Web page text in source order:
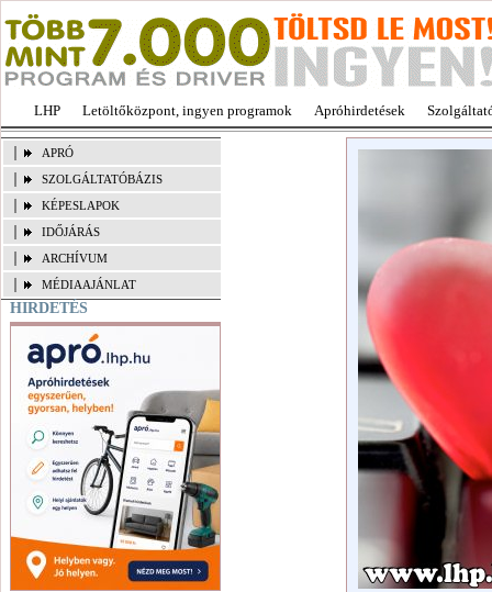
LHP Letöltőközpont, ingyen programok Apróhirdetések
APRÓ
SZOLGÁLTATÓBÁZIS
KÉPESLAPOK
IDŐJÁRÁS
ARCHÍVUM
MÉDIAAJÁNLAT
HIRDETÉS